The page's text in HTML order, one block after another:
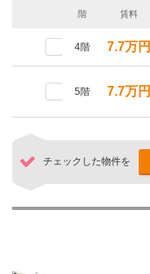
階 賃料
4階 7.7万円
5階 7.7万円
チェックした物件を